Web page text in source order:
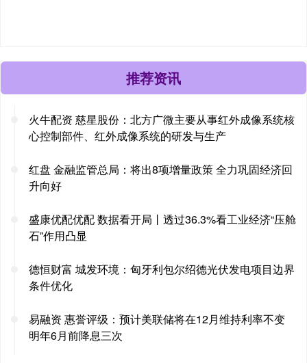
推荐资讯
火牛配资 慈星股份：北方广微主要从事红外成像系统核
心控制部件、红外成像系统的研发与生产
红盘 金融监管总局：将出8项增量政策 全力巩固经济回
升向好
盛康优配优配 数据看开局丨透过36.3%看工业经济“压舱
石”作用凸显
德恒财富 城发环境：匈牙利包尔绍德光伏发电项目边界
条件优化
易融资 惠誉评级：预计美联储将在12月维持利率不变
明年6月前降息三次